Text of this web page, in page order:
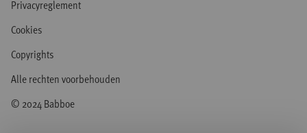
Privacyreglement
Cookies
Copyrights
Alle rechten voorbehouden
© 2024 Babboe